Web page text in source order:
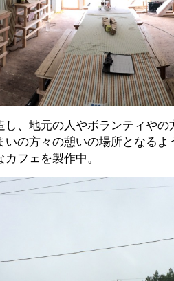
し、地元の人やボランティやの
いの方々の憩いの場所となるよ
フェを製作中。